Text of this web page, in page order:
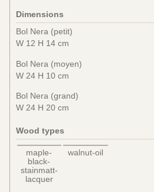
Dimensions
Bol Nera (petit)
W 12 H 14 cm
Bol Nera (moyen)
W 24 H 10 cm
Bol Nera (grand)
W 24 H 20 cm
Wood types
maple-
black-
stainmatt-
lacquer
walnut-oil